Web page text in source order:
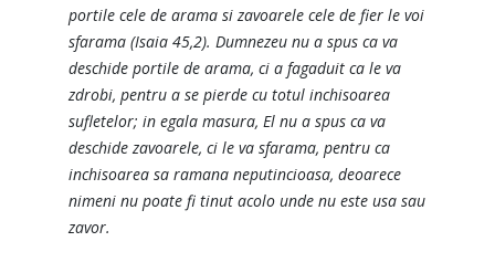
portile cele de arama si zavoarele cele de fier le voi
sfarama (Isaia 45,2). Dumnezeu nu a spus ca va
deschide portile de arama, ci a fagaduit ca le va
zdrobi, pentru a se pierde cu totul inchisoarea
sufletelor; in egala masura, El nu a spus ca va
deschide zavoarele, ci le va sfarama, pentru ca
inchisoarea sa ramana neputincioasa, deoarece
nimeni nu poate fi tinut acolo unde nu este usa sau
zavor.